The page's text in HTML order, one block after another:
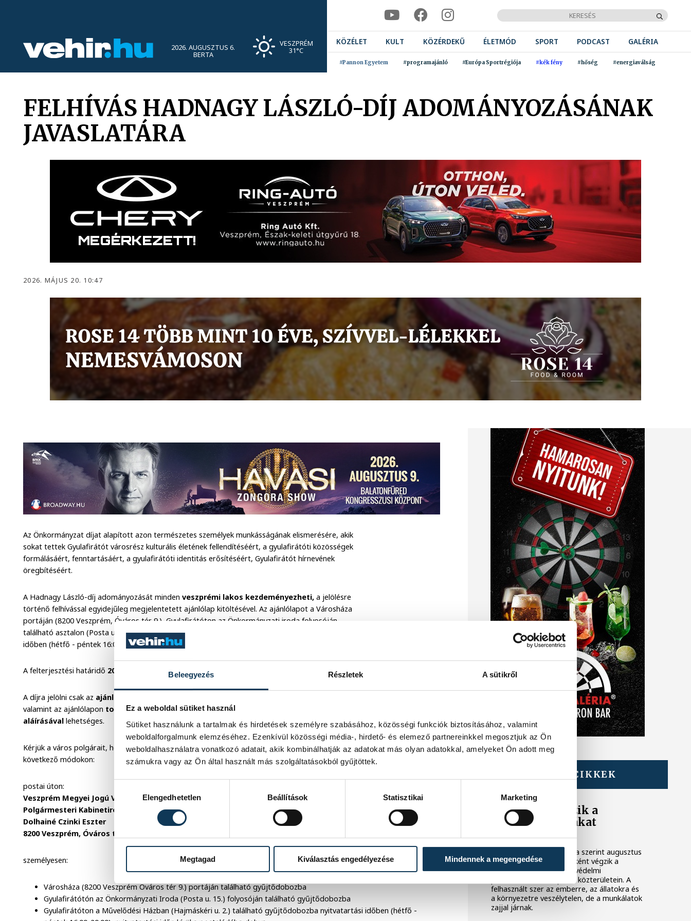
Beleegyezés Részletek A sütikről
Ez a weboldal sütiket használ
Sütiket használunk a tartalmak és hirdetések személyre szabásához, közösségi funkciók biztosításához, valamint
weboldalforgalmunk elemzéséhez. Ezenkívül közösségi média-, hirdető- és elemező partnereinkkel megosztjuk az Ön
weboldalhasználatra vonatkozó adatait, akik kombinálhatják az adatokat más olyan adatokkal, amelyeket Ön adott meg
számukra vagy az Ön által használt más szolgáltatásokból gyűjtöttek.
Elengedhetetlen
Beállítások Statisztikai Marketing
Megtagad Kiválasztás engedélyezése Mindennek a megengedése
2026. AUGUSZTUS 6.
BERTA
VESZPRÉM
31°C
KÖZÉLET KULT KÖZÉRDEKŰ ÉLETMÓD SPORT PODCAST GALÉRIA
#Pannon Egyetem #programajánló #Európa Sportrégiója #kék fény #hőség #energiaválság
FELHÍVÁS HADNAGY LÁSZLÓ-DÍJ ADOMÁNYOZÁSÁNAK
JAVASLATÁRA
2026. MÁJUS 20. 10:47
Az Önkormányzat díjat alapított azon természetes személyek munkásságának elismerésére, akik
sokat tettek Gyulafirátót városrész kulturális életének fellendítéséért, a gyulafirátóti közösségek
formálásáért, fenntartásáért, a gyulafirátóti identitás erősítéséért, Gyulafirátót hírnevének
öregbítéséért.
A Hadnagy László-díj adományozását mindenveszprémi lakos kezdeményezheti,a jelölésre
történő felhívással egyidejűleg megjelentetett ajánlólap kitöltésével. Az ajánlólapot a Városháza
portáján (8200 Veszprém, Óváros tér 9.), Gyulafirátóton az Önkormányzati iroda folyosóján
található asztalon (Posta u.15), Gyulafirátóton a Művelődési Házban (Hajmáskéri u. 2.) nyitvatartási
időben (hétfő - péntek 16:00-20:00) találnak, illetve a www.veszprem.hu weboldalról tölthetnek le.
A felterjesztési határidő 2026. május 31.
A díjra jelölni csak az ajánló személy nevének feltüntetésével,
valamint az ajánlólapon további öt támogató személy nevének feltüntetésével és
aláírásával lehetséges.
Kérjük a város polgárait, hogy a kitöltött ajánlólapot 2026. május 31-ig küldjék el vagy adják le a
következő módokon:
postai úton:
Veszprém Megyei Jogú Város Polgármesteri Hivatala
Polgármesteri Kabinetiroda
Dolhainé Czinki Eszter
8200 Veszprém, Óváros tér 9.
személyesen:
Városháza (8200 Veszprém Óváros tér 9.) portáján található gyűjtődobozba
Gyulafirátótón az Önkormányzati Iroda (Posta u. 15.) folyosóján található gyűjtődobozba
Gyulafirátóton a Művelődési Házban (Hajmáskéri u. 2.) található gyűjtődobozba nyitvatartási időben (hétfő -
TOVÁBBI CIKKEK
KÖZÉRDEKŰ
Ismét permetezik a
vadgesztenyefákat
Veszprémben
A VKSZ Zrt. tájékoztatása szerint augusztus
7. és 17. között éjszakánként végzik a
vadgesztenyefák növényvédelmi
permetezését Veszprém közterületein. A
felhasznált szer az emberre, az állatokra és
a környezetre veszélytelen, de a munkálatok
zajjal járnak.